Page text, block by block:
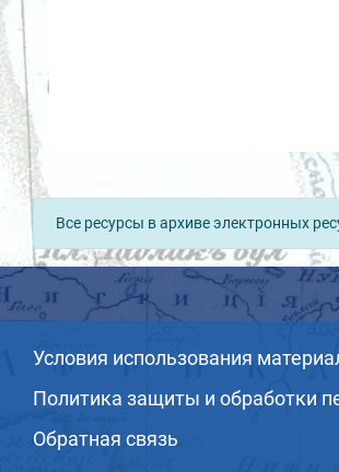
Все ресурсы в архиве электронных
Условия использования
Политика защиты и обработки
Обратная связь